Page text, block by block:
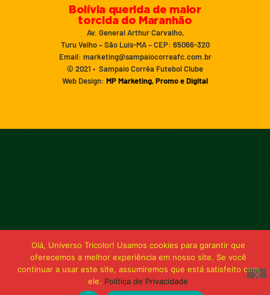
Bolívia querida de maior
torcida do Maranhão
Av. General Arthur Carvalho,
Turu Velho – São Luís-MA – CEP: 65066-320
Email: marketing@sampaiocorreafc.com.br
© 2021 • Sampaio Corrêa Futebol Clube
Web Design: MP Marketing, Promo e Digital
Olá, Universo Tricolor! Usamos cookies para garantir que
oferecemos a melhor experiência em nosso site. Se você
continuar a usar este site, assumiremos que está satisfeito com
ele. Política de Privacidade